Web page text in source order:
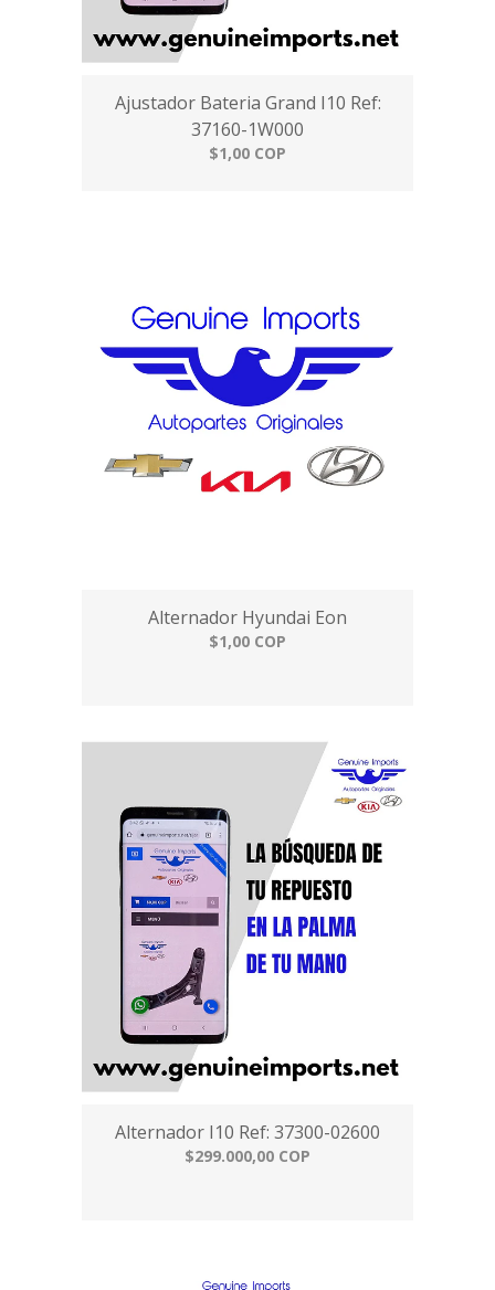
Ajustador Bateria Grand I10 Ref:
37160-1W000
$1,00 COP
Alternador Hyundai Eon
$1,00 COP
Alternador I10 Ref: 37300-02600
$299.000,00 COP